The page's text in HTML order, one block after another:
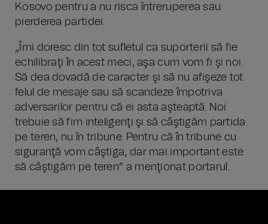
Kosovo pentru a nu risca întreruperea sau
pierderea partidei.
„Îmi doresc din tot sufletul ca suporterii să fie
echilibraţi în acest meci, aşa cum vom fi şi noi.
Să dea dovadă de caracter şi să nu afişeze tot
felul de mesaje sau să scandeze împotriva
adversarilor pentru că ei asta aşteaptă. Noi
trebuie să fim inteligenţi şi să câştigăm partida
pe teren, nu în tribune. Pentru că în tribune cu
siguranţă vom câştiga, dar mai important este
să câştigăm pe teren” a menţionat portarul.